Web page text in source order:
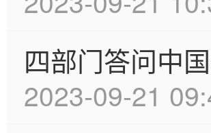
四部门答问中
2023-09-21